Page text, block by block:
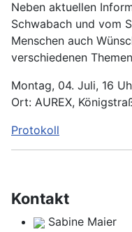
Neben aktuellen
Schwabach und vom
Menschen auch
verschiedenen
Montag, 04. Juli, 16
Ort: AUREX,
Protokoll
Kontakt
Sabine Maier